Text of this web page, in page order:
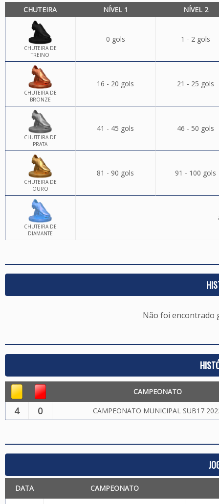
CHUTEIRA NÍVEL 1 NÍVEL 2
CHUTEIRA DE
TREINO
0 gols 1 - 2 gols
CHUTEIRA DE
BRONZE
16 - 20 gols 21 - 25 gols
CHUTEIRA DE
PRATA
41 - 45 gols 46 - 50 gols
CHUTEIRA DE
OURO
81 - 90 gols 91 - 100 gols
CHUTEIRA DE
DIAMANTE
Não foi encontrado
CAMPEONATO
4 0 CAMPEONATO MUNICIPAL SUB17
DATA CAMPEONATO